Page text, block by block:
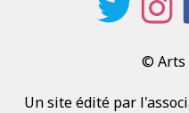
© Arts
Un site édité par